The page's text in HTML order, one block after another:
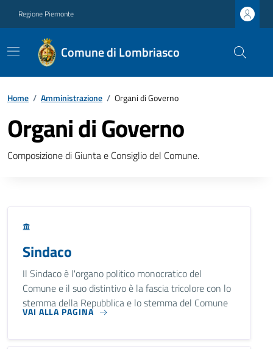
Regione Piemonte
Comune di Lombriasco
Home / Amministrazione / Organi di Governo
Organi di Governo
Composizione di Giunta e Consiglio del Comune.
Sindaco
Il Sindaco è l'organo politico monocratico del
Comune e il suo distintivo è la fascia tricolore con lo
stemma della Repubblica e lo stemma del Comune
VAI ALLA PAGINA